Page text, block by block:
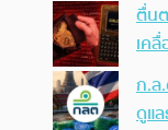
ตื่น
เค
ก.ล
ดูแ